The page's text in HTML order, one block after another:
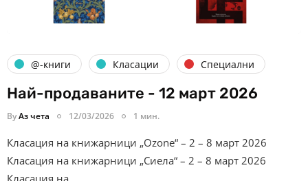
@-книги Класации Специални
Най-продаваните - 12 март 2026
ByАз чета 12/03/2026 1 мин.
Класация на книжарници „Ozone“ – 2 – 8 март 2026
Класация на книжарници „Сиела“ – 2 – 8 март 2026